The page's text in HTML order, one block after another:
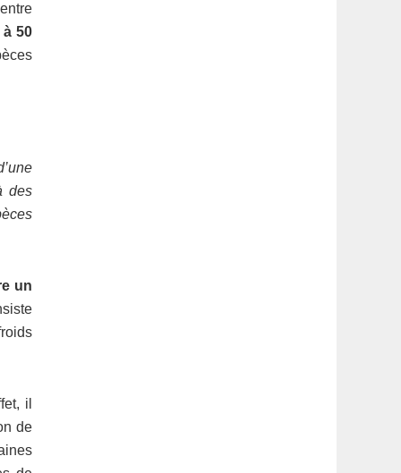
50
des
un
il
de